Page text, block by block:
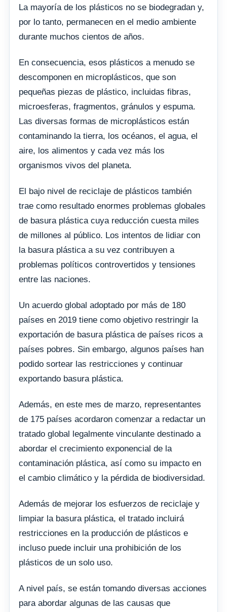
La mayoría de los plásticos no se biodegradan y,
por lo tanto, permanecen en el medio ambiente
durante muchos cientos de años.
En consecuencia, esos plásticos a menudo se
descomponen en microplásticos, que son
pequeñas piezas de plástico, incluidas fibras,
microesferas, fragmentos, gránulos y espuma.
Las diversas formas de microplásticos están
contaminando la tierra, los océanos, el agua, el
aire, los alimentos y cada vez más los
organismos vivos del planeta.
El bajo nivel de reciclaje de plásticos también
trae como resultado enormes problemas globales
de basura plástica cuya reducción cuesta miles
de millones al público. Los intentos de lidiar con
la basura plástica a su vez contribuyen a
problemas políticos controvertidos y tensiones
entre las naciones.
Un acuerdo global adoptado por más de 180
países en 2019 tiene como objetivo restringir la
exportación de basura plástica de países ricos a
países pobres. Sin embargo, algunos países han
podido sortear las restricciones y continuar
exportando basura plástica.
Además, en este mes de marzo, representantes
de 175 países acordaron comenzar a redactar un
tratado global legalmente vinculante destinado a
abordar el crecimiento exponencial de la
contaminación plástica, así como su impacto en
el cambio climático y la pérdida de biodiversidad.
Además de mejorar los esfuerzos de reciclaje y
limpiar la basura plástica, el tratado incluirá
restricciones en la producción de plásticos e
incluso puede incluir una prohibición de los
plásticos de un solo uso.
A nivel país, se están tomando diversas acciones
para abordar algunas de las causas que